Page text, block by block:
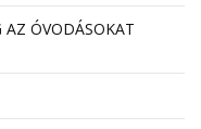
AZ ÓVODÁSOKAT